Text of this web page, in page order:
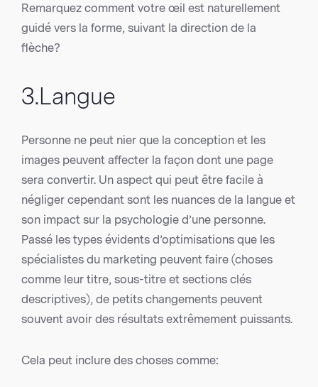
Remarquez comment votre œil est naturellement
guidé vers la forme, suivant la direction de la
flèche?
3.Langue
Personne ne peut nier que la conception et les
images peuvent affecter la façon dont une page
sera convertir. Un aspect qui peut être facile à
négliger cependant sont les nuances de la langue et
son impact sur la psychologie d’une personne.
Passé les types évidents d’optimisations que les
spécialistes du marketing peuvent faire (choses
comme leur titre, sous-titre et sections clés
descriptives), de petits changements peuvent
souvent avoir des résultats extrêmement puissants.
Cela peut inclure des choses comme: